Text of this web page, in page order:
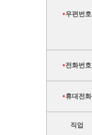
*우편번호
*전화번호
*휴대전화
직업